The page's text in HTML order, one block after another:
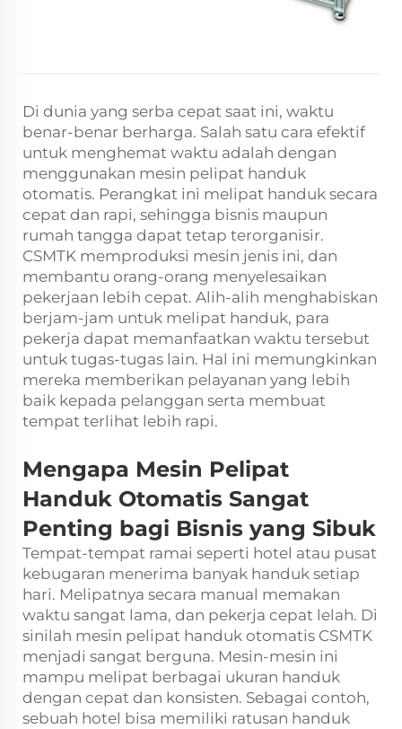
Di dunia yang serba cepat saat ini, waktu
benar-benar berharga. Salah satu cara efektif
untuk menghemat waktu adalah dengan
menggunakan mesin pelipat handuk
otomatis. Perangkat ini melipat handuk secara
cepat dan rapi, sehingga bisnis maupun
rumah tangga dapat tetap terorganisir.
CSMTK memproduksi mesin jenis ini, dan
membantu orang-orang menyelesaikan
pekerjaan lebih cepat. Alih-alih menghabiskan
berjam-jam untuk melipat handuk, para
pekerja dapat memanfaatkan waktu tersebut
untuk tugas-tugas lain. Hal ini memungkinkan
mereka memberikan pelayanan yang lebih
baik kepada pelanggan serta membuat
tempat terlihat lebih rapi.
Mengapa Mesin Pelipat
Handuk Otomatis Sangat
Penting bagi Bisnis yang Sibuk
Tempat-tempat ramai seperti hotel atau pusat
kebugaran menerima banyak handuk setiap
hari. Melipatnya secara manual memakan
waktu sangat lama, dan pekerja cepat lelah. Di
sinilah mesin pelipat handuk otomatis CSMTK
menjadi sangat berguna. Mesin-mesin ini
mampu melipat berbagai ukuran handuk
dengan cepat dan konsisten. Sebagai contoh,
sebuah hotel bisa memiliki ratusan handuk